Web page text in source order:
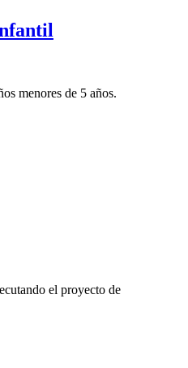
menores de 5 años.
el proyecto de